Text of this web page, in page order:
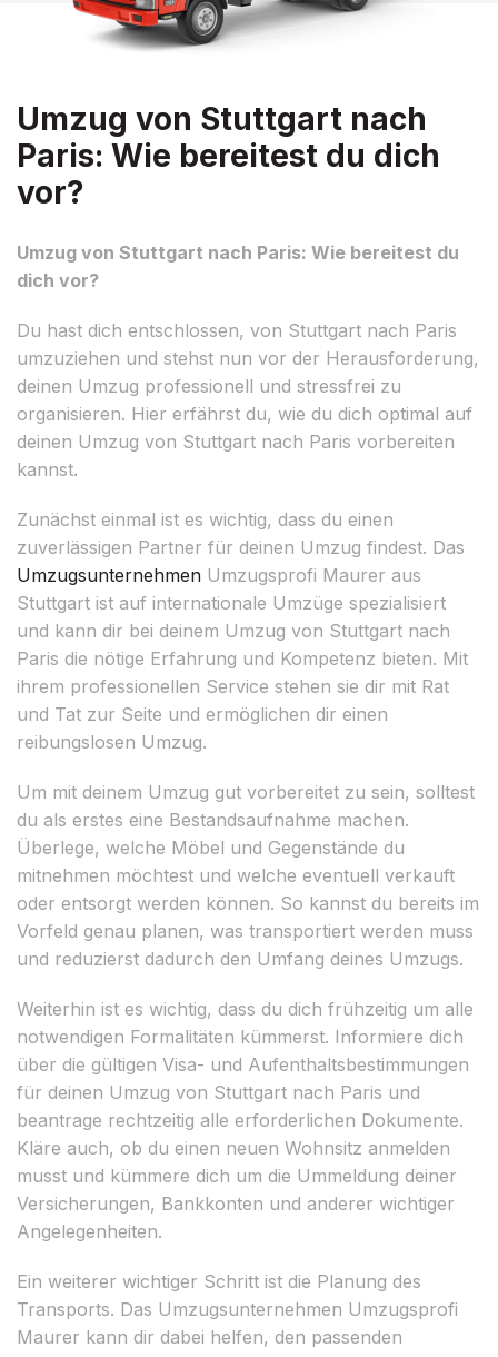
Umzug von Stuttgart nach
Paris: Wie bereitest du dich
vor?
Umzug von Stuttgart nach Paris: Wie bereitest du
dich vor?
Du hast dich entschlossen, von Stuttgart nach Paris
umzuziehen und stehst nun vor der Herausforderung,
deinen Umzug professionell und stressfrei zu
organisieren. Hier erfährst du, wie du dich optimal auf
deinen Umzug von Stuttgart nach Paris vorbereiten
kannst.
Zunächst einmal ist es wichtig, dass du einen
zuverlässigen Partner für deinen Umzug findest. Das
Umzugsunternehmen Umzugsprofi Maurer aus
Stuttgart ist auf internationale Umzüge spezialisiert
und kann dir bei deinem Umzug von Stuttgart nach
Paris die nötige Erfahrung und Kompetenz bieten. Mit
ihrem professionellen Service stehen sie dir mit Rat
und Tat zur Seite und ermöglichen dir einen
reibungslosen Umzug.
Um mit deinem Umzug gut vorbereitet zu sein, solltest
du als erstes eine Bestandsaufnahme machen.
Überlege, welche Möbel und Gegenstände du
mitnehmen möchtest und welche eventuell verkauft
oder entsorgt werden können. So kannst du bereits im
Vorfeld genau planen, was transportiert werden muss
und reduzierst dadurch den Umfang deines Umzugs.
Weiterhin ist es wichtig, dass du dich frühzeitig um alle
notwendigen Formalitäten kümmerst. Informiere dich
über die gültigen Visa- und Aufenthaltsbestimmungen
für deinen Umzug von Stuttgart nach Paris und
beantrage rechtzeitig alle erforderlichen Dokumente.
Kläre auch, ob du einen neuen Wohnsitz anmelden
musst und kümmere dich um die Ummeldung deiner
Versicherungen, Bankkonten und anderer wichtiger
Angelegenheiten.
Ein weiterer wichtiger Schritt ist die Planung des
Transports. Das Umzugsunternehmen Umzugsprofi
Maurer kann dir dabei helfen, den passenden